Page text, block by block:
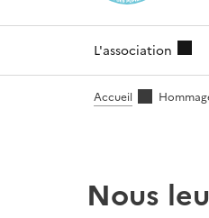
L'association
Accueil
Nous